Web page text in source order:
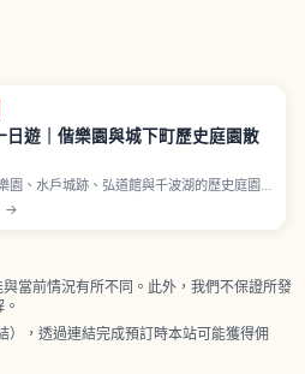
日遊｜偕樂園與城下町歷史庭園散
園、水戶城跡、弘道館與千波湖的歷史庭園
。感受水戶藩學風與城下町風情，首次自由
，附賞梅季以外的玩法與散步禮儀提醒。
→
當前情況有所不同。此外，我們不保證所發
），透過連結完成預訂時本站可能獲得佣